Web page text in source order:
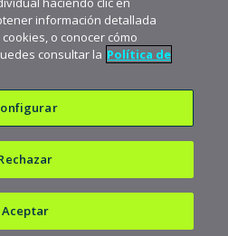
de privacidad
de cookies
Aviso legal
información detallada
o conocer cómo
consultar la Política de
Aceptar